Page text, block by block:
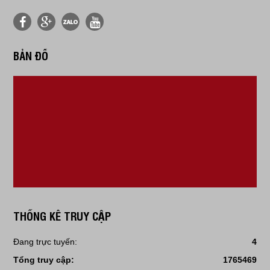
BẢN ĐỒ
THỐNG KÊ TRUY CẬP
Đang trực tuyến:
4
Tổng truy cập:
1765469